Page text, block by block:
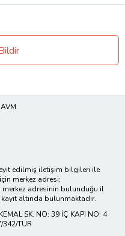
edilmiş iletişim bilgileri ile
merkez adresi;
merkez adresinin bulunduğu il
altında bulunmaktadır.
SK. NO: 39 İÇ KAPI NO: 4
342/TUR